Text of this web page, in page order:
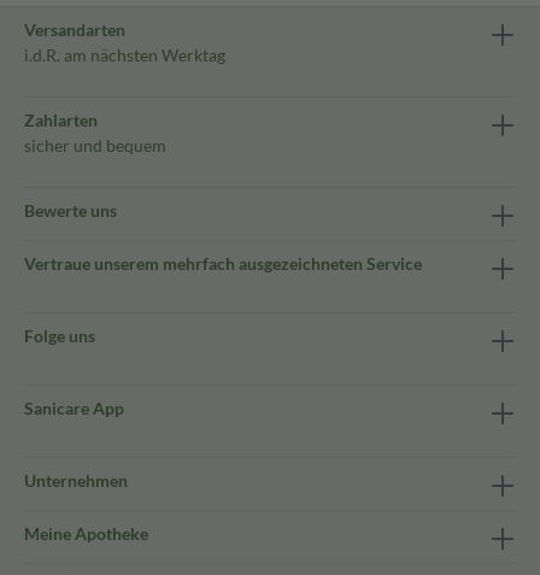
Versandarten
i.d.R. am nächsten Werktag
Zahlarten
sicher und bequem
Bewerte uns
Vertraue unserem mehrfach ausgezeichneten Service
Folge uns
Sanicare App
Unternehmen
Meine Apotheke